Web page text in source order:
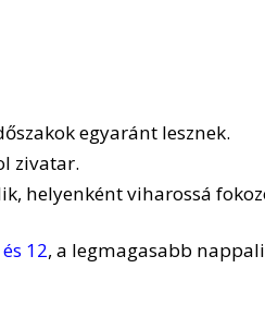
egyaránt lesznek.
zivatar.
helyenként viharossá
12, a legmagasabb